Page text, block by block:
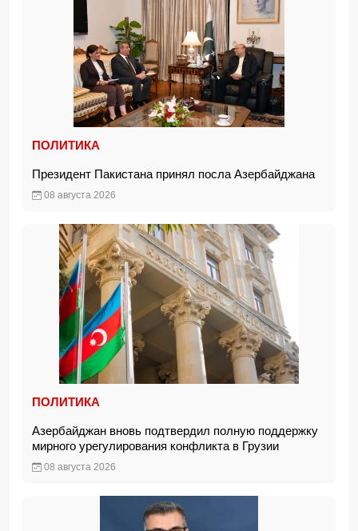
ПОЛИТИКА
Президент Пакистана принял посла Азербайджана
08 августа 2026
ПОЛИТИКА
Азербайджан вновь подтвердил полную поддержку
мирного урегулирования конфликта в Грузии
08 августа 2026